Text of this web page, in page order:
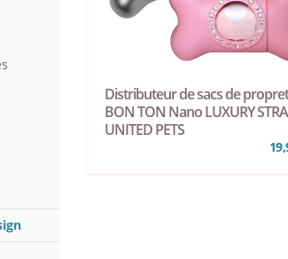
Distributeur de sacs de
BON TON Nano LUXURY
UNITED PETS